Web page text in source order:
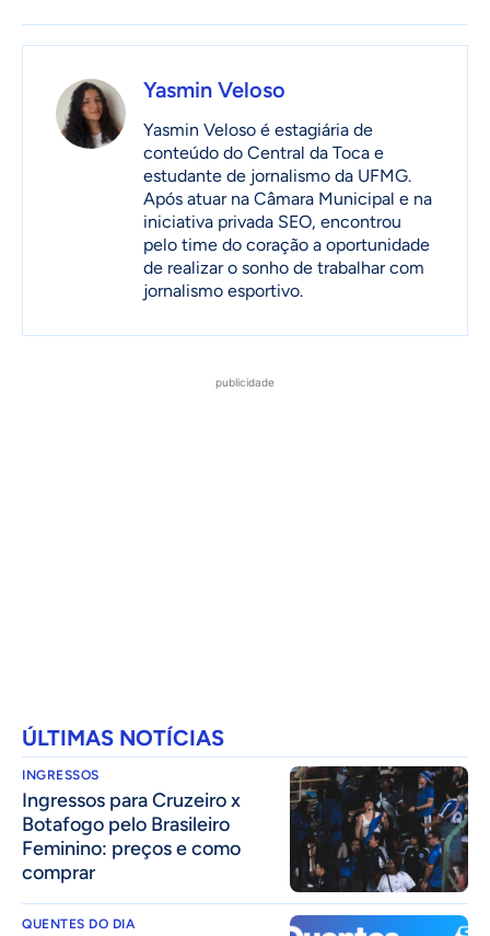
Yasmin Veloso
Yasmin Veloso é estagiária de
conteúdo do Central da Toca e
estudante de jornalismo da UFMG.
Após atuar na Câmara Municipal e na
iniciativa privada SEO, encontrou
pelo time do coração a oportunidade
de realizar o sonho de trabalhar com
jornalismo esportivo.
publicidade
ÚLTIMAS NOTÍCIAS
INGRESSOS
Ingressos para Cruzeiro x
Botafogo pelo Brasileiro
Feminino: preços e como
comprar
QUENTES DO DIA